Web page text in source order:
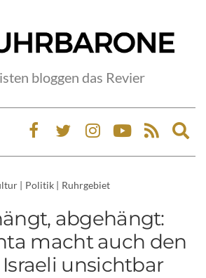
bloggen das Revier
| Politik | Ruhrgebiet
abgehängt:
macht auch den
unsichtbar